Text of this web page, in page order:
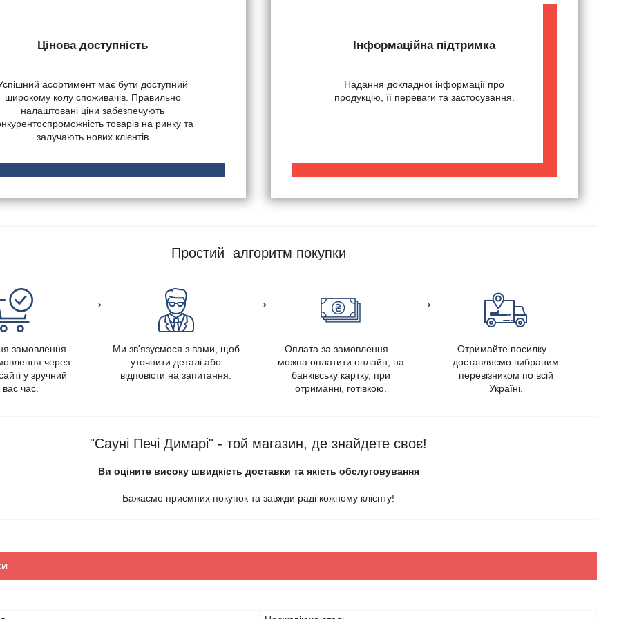
Цінова доступність
асортимент має бути доступний
широкому колу споживачів. Правильно
налаштовані ціни забезпечують
товарів на ринку та
залучають нових клієнтів
Інформаційна підтримка
Надання докладної інформації про
продукцію, її переваги та застосування.
Простий алгоритм покупки
замовлення –
через
у зручний
час.
→
Ми зв'язуємося з вами, щоб
уточнити деталі або
відповісти на запитання.
→
Оплата за замовлення –
можна оплатити онлайн, на
банківську картку, при
отриманні, готівкою.
→
Отримайте посилку –
доставляємо вибраним
перевізником по всій
Україні.
"Сауні Печі Димарі" - той магазин, де знайдете своє!
Ви оціните високу швидкість доставки та якість обслуговування
Бажаємо приємних покупок та завжди раді кожному клієнту!